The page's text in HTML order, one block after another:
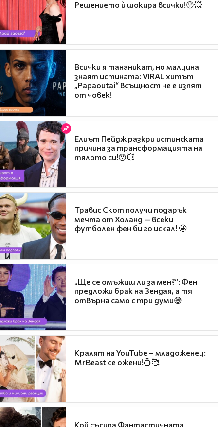
Решението ѝ шокира всички!😯💥
Всички я тананикат, но малцина
знаят истината: VIRAL хитът
„Papaoutai“ всъщност не е изпят
от човек!
Елиът Пейдж разкри истинската
причина за трансформацията на
тялото си!😯💥
Травис Скот получи подарък
мечта от Холанд — всеки
футболен фен би го искал! 🤩
„Ще се омъжиш ли за мен?“: Фен
предложи брак на Зендая, а тя
отвърна само с три думи😅
Кралят на YouTube – младоженец:
MrBeast се ожени!💍🥰
Кой съсипа Фантастичната